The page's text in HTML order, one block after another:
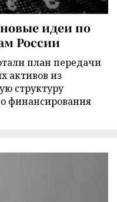
идеи по
России
план передачи
активов из
структуру
финансирования